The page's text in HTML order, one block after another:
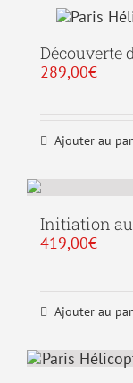
Découverte
289,00€
Ajouter au
Initiation au
419,00€
Ajouter au